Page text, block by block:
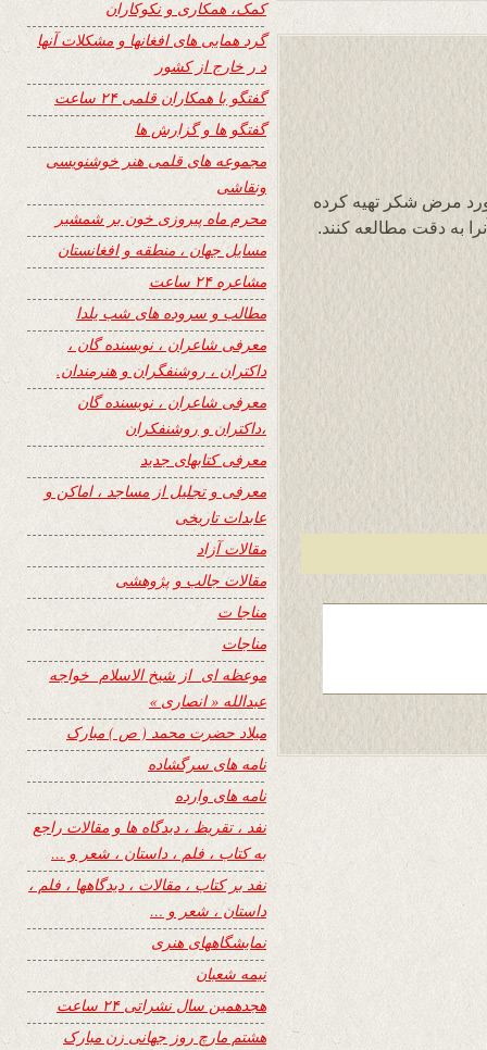
مرض شکر تهیه کرده
به دقت مطالعه کنند.
کمک، همکاری و نکوکاران
گرد همایی های افغانها و مشکلات آنها
د ر خارج از کشور
گفتگو با همکاران قلمی ۲۴ ساعت
گفتگو ها و گزارش ها
مجموعه های قلمی هنر خوشنویسی
ونقاشی
محرم ماه پیروزی خون بر شمشیر
مسایل جهان ، منطقه و افغانستان
مشاعره ۲۴ ساعت
مطالب و سروده های شب یلدا
معرفی شاعران ، نویسنده گان ،
داکتران ، روشنفگران و هنرمندان.
معرفی شاعران ، نویسنده گان
،داکتران و روشنفکران
معرفی کتابهای جدید
معرفی و تجلیل از مساجد ، اماکن و
عابدات تاریخی
مقالات آزاد
مقالات جالب و پژوهشی
مناجا ت
مناجات
موعظه ای از شیخ الاسلام خواجه
عبدالله « انصاری »
میلاد حضرت محمد ( ص ) مبارک
نامه های سرگشاده
نامه های وارده
نفد ، تقریظ ، دیدگاه ها و مقالات راجع
به کتاب ، فلم ، داستان ، شعر و …
نفد بر کتاب ، مقالات ، دیدگاهها ، فلم ،
داستان ، شعر و …
نمایشگاههای هنری
نیمه شعبان
هجدهمین سال نشراتی ۲۴ ساعت
هشتم مارچ روز جهانی زن مبارک